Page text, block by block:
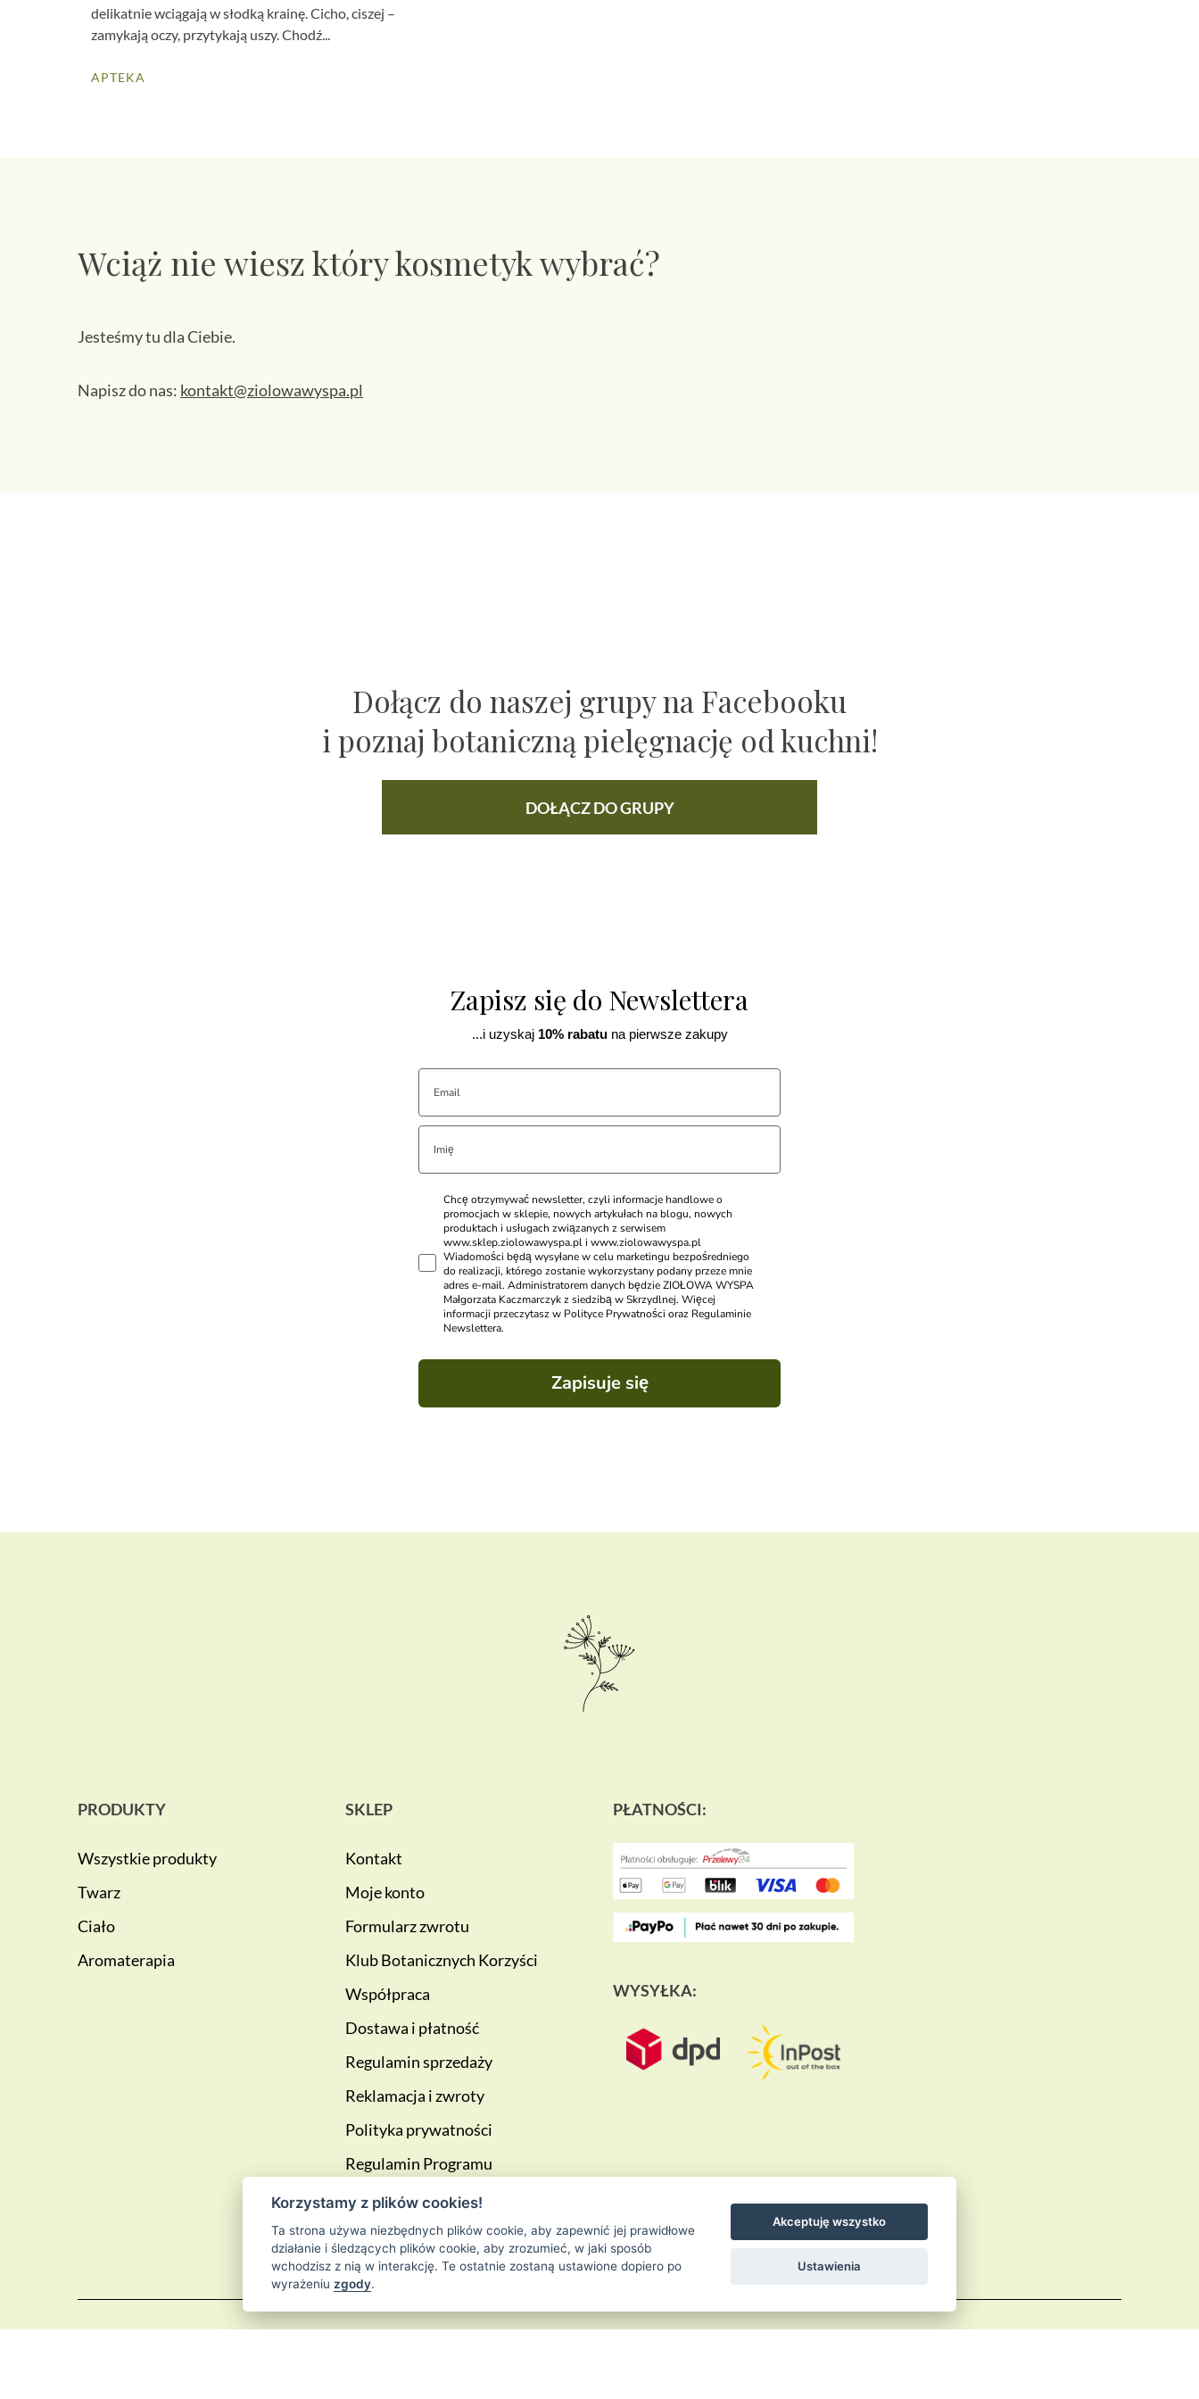
delikatnie wciągają w słodką krainę. Cicho, ciszej –
zamykają oczy, przytykają uszy. Chodź...
APTEKA
Wciąż nie wiesz który kosmetyk wybrać?
Jesteśmy tu dla Ciebie.
Napisz do nas: kontakt@ziolowawyspa.pl
Dołącz do naszej grupy na Facebooku
i poznaj botaniczną pielęgnację od kuchni!
DOŁĄCZ DO GRUPY
Zapisz się do Newslettera
...i uzyskaj10% rabatuna pierwsze zakupy
Chcę otrzymywać newsletter, czyli informacje handlowe o
promocjach w sklepie, nowych artykułach na blogu, nowych
produktach i usługach związanych z serwisem
www.sklep.ziolowawyspa.pl i www.ziolowawyspa.pl
Wiadomości będą wysyłane w celu marketingu bezpośredniego
do realizacji, którego zostanie wykorzystany podany przeze mnie
adres e-mail. Administratorem danych będzie ZIOŁOWA WYSPA
Małgorzata Kaczmarczyk z siedzibą w Skrzydlnej. Więcej
informacji przeczytasz w Polityce Prywatności oraz Regulaminie
Newslettera.
Zapisuje się
PRODUKTY
Wszystkie produkty
Twarz
Ciało
Aromaterapia
SKLEP
Kontakt
Moje konto
Formularz zwrotu
Klub Botanicznych Korzyści
Współpraca
Dostawa i płatność
Regulamin sprzedaży
Reklamacja i zwroty
Polityka prywatności
Regulamin Programu
lojalnościowego
Blog
PŁATNOŚCI:
WYSYŁKA:
Korzystamy z plików cookies!
Ta strona używa niezbędnych plików cookie, aby zapewnić jej prawidłowe
działanie i śledzących plików cookie, aby zrozumieć, w jaki sposób
wchodzisz z nią w interakcję. Te ostatnie zostaną ustawione dopiero po
wyrażeniu zgody.
Akceptuję wszystko
Ustawienia